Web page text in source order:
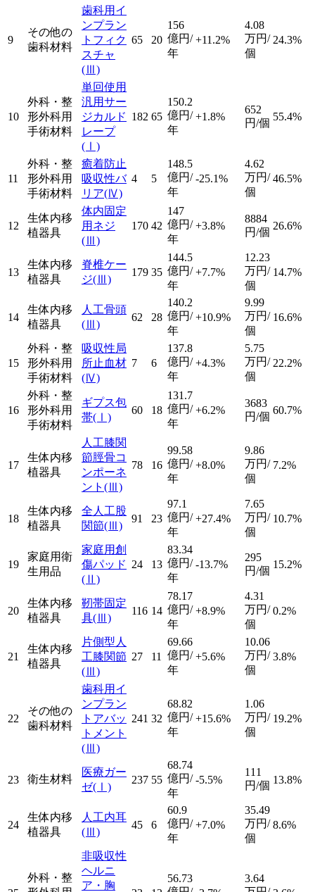
9
その他の
歯科材料
歯科用イ
ンプラン
トフィク
スチャ
(Ⅲ)
65 20
156
億円/
年
+11.2%
4.08
万円/
個
24.3%
10
外科・整
形外科用
手術材料
単回使用
汎用サー
ジカルド
レープ
(Ⅰ)
182 65
150.2
億円/
年
+1.8%
652
円/個
55.4%
11
外科・整
形外科用
手術材料
癒着防止
吸収性バ
リア(Ⅳ)
4 5
148.5
億円/
年
-25.1%
4.62
万円/
個
46.5%
12
生体内移
植器具
体内固定
用ネジ
(Ⅲ)
170 42
147
億円/
年
+3.8%
8884
円/個
26.6%
13
生体内移
植器具
脊椎ケー
ジ(Ⅲ)
179 35
144.5
億円/
年
+7.7%
12.23
万円/
個
14.7%
14
生体内移
植器具
人工骨頭
(Ⅲ)
62 28
140.2
億円/
年
+10.9%
9.99
万円/
個
16.6%
15
外科・整
形外科用
手術材料
吸収性局
所止血材
(Ⅳ)
7 6
137.8
億円/
年
+4.3%
5.75
万円/
個
22.2%
16
外科・整
形外科用
手術材料
ギプス包
帯(Ⅰ)
60 18
131.7
億円/
年
+6.2%
3683
円/個
60.7%
17
生体内移
植器具
人工膝関
節脛骨コ
ンポーネ
ント (Ⅲ)
78 16
99.58
億円/
年
+8.0%
9.86
万円/
個
7.2%
18
生体内移
植器具
全人工股
関節(Ⅲ)
91 23
97.1
億円/
年
+27.4%
7.65
万円/
個
10.7%
19
家庭用衛
生用品
家庭用創
傷パッド
(Ⅱ)
24 13
83.34
億円/
年
-13.7%
295
円/個
15.2%
20
生体内移
植器具
靭帯固定
具(Ⅲ)
116 14
78.17
億円/
年
+8.9%
4.31
万円/
個
0.2%
21
生体内移
植器具
片側型人
工膝関節
(Ⅲ)
27 11
69.66
億円/
年
+5.6%
10.06
万円/
個
3.8%
22
その他の
歯科材料
歯科用イ
ンプラン
トアバッ
トメント
(Ⅲ)
241 32
68.82
億円/
年
+15.6%
1.06
万円/
個
19.2%
23 衛生材料
医療ガー
ゼ(Ⅰ)
237 55
68.74
億円/
年
-5.5%
111
円/個 13.8%
24
生体内移
植器具
人工内耳
(Ⅲ)
45 6
60.9
億円/
年
+7.0%
35.49
万円/
個
8.6%
外科・整
非吸収性
ヘルニ
ア・胸
56.73
3.64